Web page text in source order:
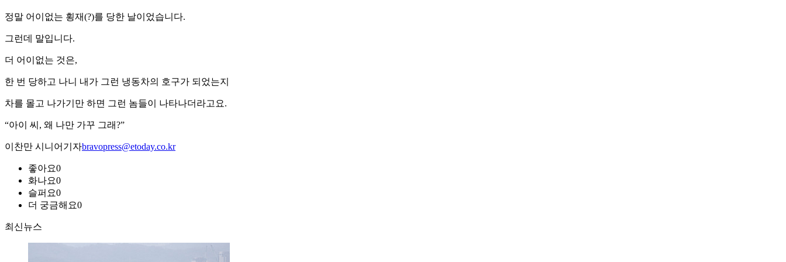
정말 어이없는 횡재(?)를 당한 날이었습니다.
그런데 말입니다.
더 어이없는 것은,
한 번 당하고 나니 내가 그런 냉동차의 호구가 되었는지
차를 몰고 나가기만 하면 그런 놈들이 나타나더라고요.
“아이 씨, 왜 나만 가꾸 그래?”
이찬만 시니어기자bravopress@etoday.co.kr
좋아요0
화나요0
슬퍼요0
더 궁금해요0
최신뉴스